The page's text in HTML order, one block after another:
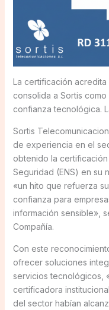
La certificación
consolida a Sortis
confianza tecnológica.
Sortis
de experiencia en el
obtenido la
Seguridad (ENS) en su
«un hito que refuerza
confianza para
información sensible»,
Compañía.
Con este
ofrecer soluciones
servicios tecnológicos,
certificadora
del sector habían